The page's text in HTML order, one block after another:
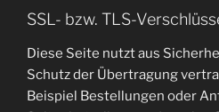
SSL- bzw. TLS-
Diese Seite nutzt aus
Schutz der Übertragung
Beispiel Bestellungen oder